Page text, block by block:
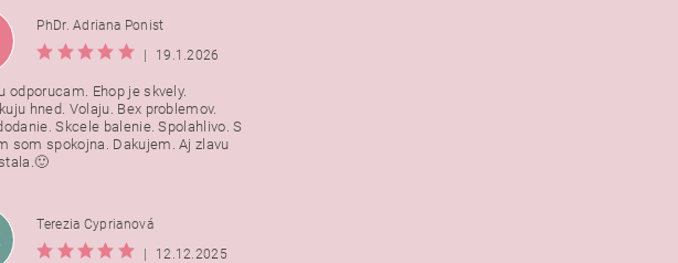
PhDr. Adriana Ponist
19.1.2026
odporucam. Ehop je skvely.
hned. Volaju. Bex problemov.
Skcele balenie. Spolahlivo. S
som spokojna. Dakujem. Aj zlavu
Terezia Cyprianová
12.12.2025